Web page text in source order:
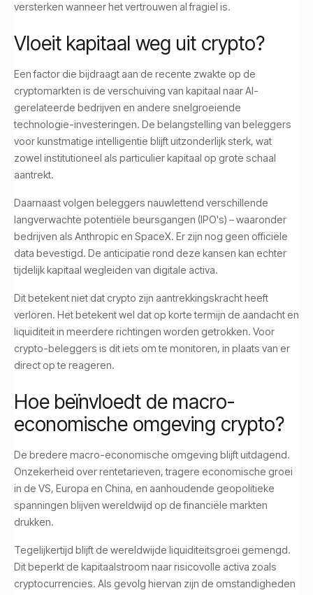
versterken wanneer het vertrouwen al fragiel is.
Vloeit kapitaal weg uit crypto?
Een factor die bijdraagt aan de recente zwakte op de
cryptomarkten is de verschuiving van kapitaal naar AI-
gerelateerde bedrijven en andere snelgroeiende
technologie-investeringen. De belangstelling van beleggers
voor kunstmatige intelligentie blijft uitzonderlijk sterk, wat
zowel institutioneel als particulier kapitaal op grote schaal
aantrekt.
Daarnaast volgen beleggers nauwlettend verschillende
langverwachte potentiële beursgangen (IPO's) – waaronder
bedrijven als Anthropic en SpaceX. Er zijn nog geen officiële
data bevestigd. De anticipatie rond deze kansen kan echter
tijdelijk kapitaal wegleiden van digitale activa.
Dit betekent niet dat crypto zijn aantrekkingskracht heeft
verloren. Het betekent wel dat op korte termijn de aandacht en
liquiditeit in meerdere richtingen worden getrokken. Voor
crypto-beleggers is dit iets om te monitoren, in plaats van er
direct op te reageren.
Hoe beïnvloedt de macro-
economische omgeving crypto?
De bredere macro-economische omgeving blijft uitdagend.
Onzekerheid over rentetarieven, tragere economische groei
in de VS, Europa en China, en aanhoudende geopolitieke
spanningen blijven wereldwijd op de financiële markten
drukken.
Tegelijkertijd blijft de wereldwijde liquiditeitsgroei gemengd.
Dit beperkt de kapitaalstroom naar risicovolle activa zoals
cryptocurrencies. Als gevolg hiervan zijn de omstandigheden